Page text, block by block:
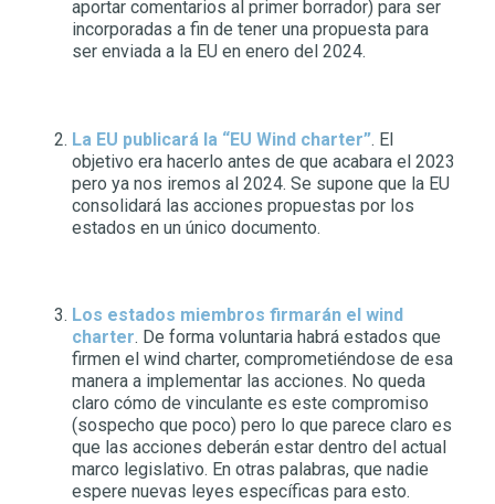
aportar comentarios al primer borrador) para ser
incorporadas a fin de tener una propuesta para
ser enviada a la EU en enero del 2024.
La EU publicará la “EU Wind charter”. El
objetivo era hacerlo antes de que acabara el 2023
pero ya nos iremos al 2024. Se supone que la EU
consolidará las acciones propuestas por los
estados en un único documento.
Los estados miembros firmarán el wind
charter. De forma voluntaria habrá estados que
firmen el wind charter, comprometiéndose de esa
manera a implementar las acciones. No queda
claro cómo de vinculante es este compromiso
(sospecho que poco) pero lo que parece claro es
que las acciones deberán estar dentro del actual
marco legislativo. En otras palabras, que nadie
espere nuevas leyes específicas para esto.